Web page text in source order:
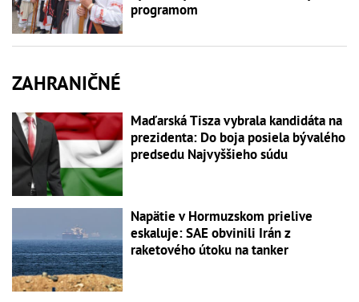
programom
ZAHRANIČNÉ
Maďarská Tisza vybrala kandidáta na
prezidenta: Do boja posiela bývalého
predsedu Najvyššieho súdu
Napätie v Hormuzskom prielive
eskaluje: SAE obvinili Irán z
raketového útoku na tanker